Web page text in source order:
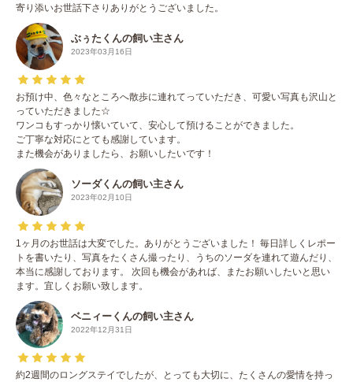
寄り添いお世話下さりありがとうございました。
ぶぅたくんの飼い主さん
2023年03月16日
お預け中、色々なところへ散歩に連れてっていただき、可愛い写真も沢山と
っていただきました☆
ワンコもすっかり懐いていて、安心して預けることができました。
ご丁寧な対応にとても感謝しています。
また機会がありましたら、お願いしたいです！
ソーダくんの飼い主さん
2023年02月10日
1ヶ月のお世話は大変でした。ありがとうございました！ 毎日詳しくレポー
トを書いたり、写真をたくさん撮ったり、うちのソーダを連れて遊んだり、
本当に感謝しております。 次回も機会があれば、またお願いしたいと思い
ます。宜しくお願い致します。
ベニィーくんの飼い主さん
2022年12月31日
約2週間のロングステイでしたが、とっても大切に、たくさんの愛情を持っ